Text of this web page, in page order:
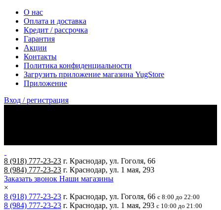
О нас
Оплата и доставка
Кредит / рассрочка
Гарантия
Акции
Контакты
Политика конфиденциальности
Загрузить приложение магазина YugStore
Приложение
Вход / регистрация
8 (918) 777-23-23 г. Краснодар, ул. Гоголя, 66
8 (984) 777-23-23 г. Краснодар, ул. 1 мая, 293
Заказать звонок Наши магазины
×
8 (918) 777-23-23 г. Краснодар, ул. Гоголя, 66 с 8:00 до 22:00
8 (984) 777-23-23 г. Краснодар, ул. 1 мая, 293 с 10:00 до 21:00